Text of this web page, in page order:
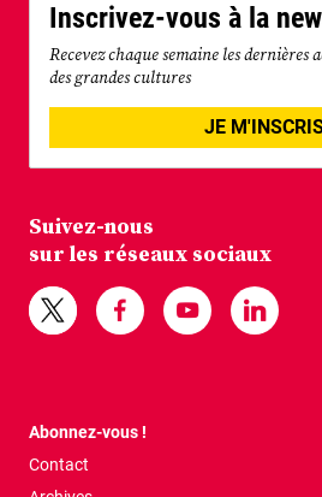
Inscrivez-vous à la
Recevez chaque semaine les
des grandes cultures
JE
Suivez-nous
sur les réseaux sociaux
Abonnez-vous !
Contact